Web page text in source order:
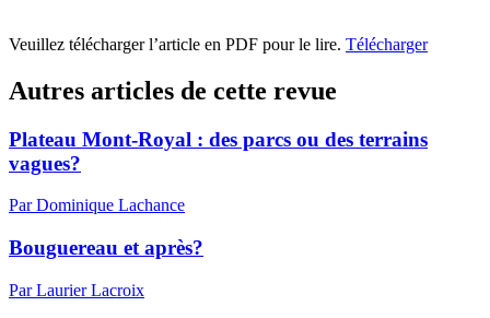
Veuillez télécharger l’article en PDF pour le lire. Télécharger
Autres articles de cette revue
Plateau Mont-Royal : des parcs ou des terrains
vagues?
Par Dominique Lachance
Bouguereau et après?
Par Laurier Lacroix